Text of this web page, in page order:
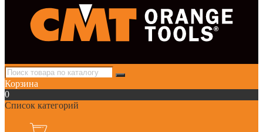
Корзина
0
Список категорий